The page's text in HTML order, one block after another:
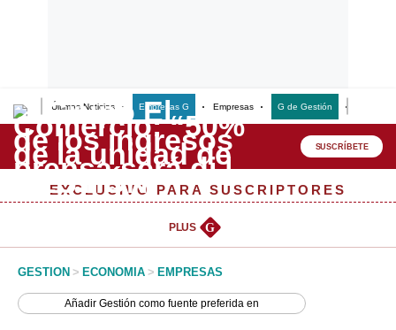
Últimas Noticias Empresas G Empresas G de Gestión
Lo último
Peru Quiosco
Management & Empleo
SUSCRÍBETE
EXCLUSIVO PARA SUSCRIPTORES
PLUS G
GESTION > ECONOMIA > EMPRESAS
AñadirGestión como fuente preferida en